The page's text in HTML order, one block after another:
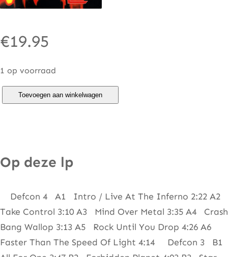
€19.95
1 op voorraad
–
v
e
A
Toevoegen aan winkelwagen
Op deze lp
Defcon 4 A1 Intro / Live At The Inferno 2:22 A2
Take Control 3:10 A3 Mind Over Metal 3:35 A4 Crash
Bang Wallop 3:13 A5 Rock Until You Drop 4:26 A6
Faster Than The Speed Of Light 4:14 Defcon 3 B1